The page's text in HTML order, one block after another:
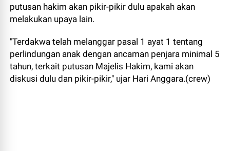
putusan hakim akan pikir-pikir dulu apakah akan
melakukan upaya lain.
"Terdakwa telah melanggar pasal 1 ayat 1 tentang
perlindungan anak dengan ancaman penjara minimal 5
tahun, terkait putusan Majelis Hakim, kami akan
diskusi dulu dan pikir-pikir," ujar Hari Anggara.(crew)